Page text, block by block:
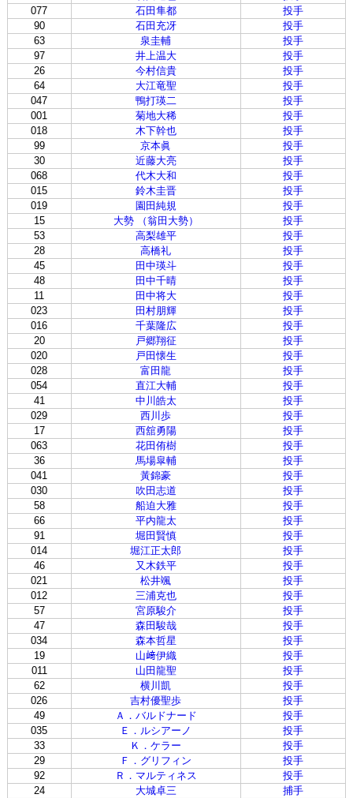
077
石田隼都
投手
90
石田充冴
投手
63
泉圭輔
投手
97
井上温大
投手
26
今村信貴
投手
64
大江竜聖
投手
047
鴨打瑛二
投手
001
菊地大稀
投手
018
木下幹也
投手
99
京本眞
投手
30
近藤大亮
投手
068
代木大和
投手
015
鈴木圭晋
投手
019
園田純規
投手
15
大勢 （翁田大勢）
投手
53
高梨雄平
投手
28
高橋礼
投手
45
田中瑛斗
投手
48
田中千晴
投手
11
田中将大
投手
023
田村朋輝
投手
016
千葉隆広
投手
20
戸郷翔征
投手
020
戸田懐生
投手
028
富田龍
投手
054
直江大輔
投手
41
中川皓太
投手
029
西川歩
投手
17
西舘勇陽
投手
063
花田侑樹
投手
36
馬場皐輔
投手
041
黃錦豪
投手
030
吹田志道
投手
58
船迫大雅
投手
66
平内龍太
投手
91
堀田賢慎
投手
014
堀江正太郎
投手
46
又木鉄平
投手
021
松井颯
投手
012
三浦克也
投手
57
宮原駿介
投手
47
森田駿哉
投手
034
森本哲星
投手
19
山﨑伊織
投手
011
山田龍聖
投手
62
横川凱
投手
026
吉村優聖歩
投手
49
Ａ．バルドナード
投手
035
Ｅ．ルシアーノ
投手
33
Ｋ．ケラー
投手
29
Ｆ．グリフィン
投手
92
Ｒ．マルティネス
投手
24
大城卓三
捕手